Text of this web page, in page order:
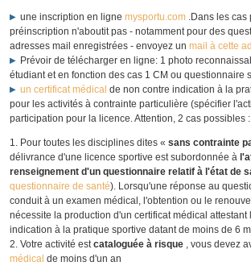
une inscription en ligne mysportu.com.Dans les cas
préinscription n'aboutit pas - notamment pour des
adresses mail enregistrées - envoyez un mail à cette
Prévoir de télécharger en ligne: 1 photo
étudiant et en fonction des cas 1 CM ou questionnaire
un certificat médical de non contre indication à la
pour les activités à contrainte particulière (spécifier
participation pour la licence. Attention, 2 cas possibles :
Pour toutes les disciplines dites « sans contrainte
délivrance d'une licence sportive est subordonnée à
renseignement d'un questionnaire relatif à l'état de
questionnaire de santé). Lorsqu'une réponse au
conduit à un examen médical, l'obtention ou le
nécessite la production d'un certificat médical attestant
indication à la pratique sportive datant de moins de 6
Votre activité estcataloguée à risque , vous devez
médical de moins d'un an